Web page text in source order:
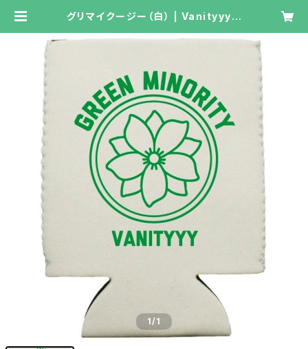
グリマイクージー（白） | Vanityyy o
1/1